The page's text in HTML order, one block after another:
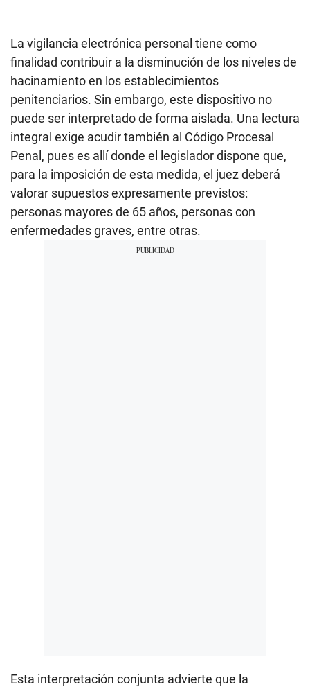
La vigilancia electrónica personal tiene como
finalidad contribuir a la disminución de los niveles de
hacinamiento en los establecimientos
penitenciarios. Sin embargo, este dispositivo no
puede ser interpretado de forma aislada. Una lectura
integral exige acudir también al Código Procesal
Penal, pues es allí donde el legislador dispone que,
para la imposición de esta medida, el juez deberá
valorar supuestos expresamente previstos:
personas mayores de 65 años, personas con
enfermedades graves, entre otras.
Esta interpretación conjunta advierte que la